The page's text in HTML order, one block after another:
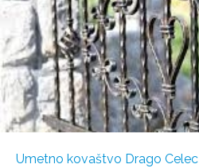
Umetno kovaštvo Drago Celec